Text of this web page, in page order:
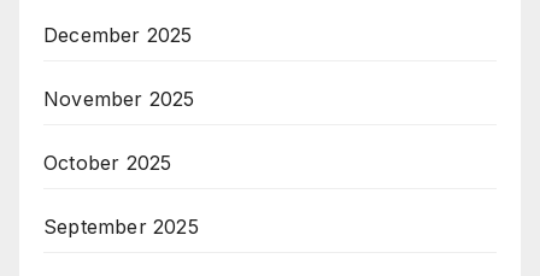
December 2025
November 2025
October 2025
September 2025